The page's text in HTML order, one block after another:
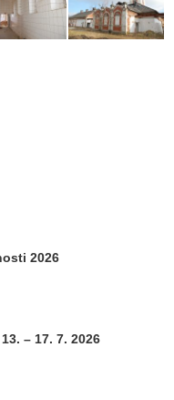
2026
– 17. 7. 2026